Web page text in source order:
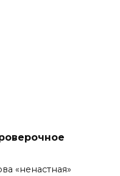
«ненастная»